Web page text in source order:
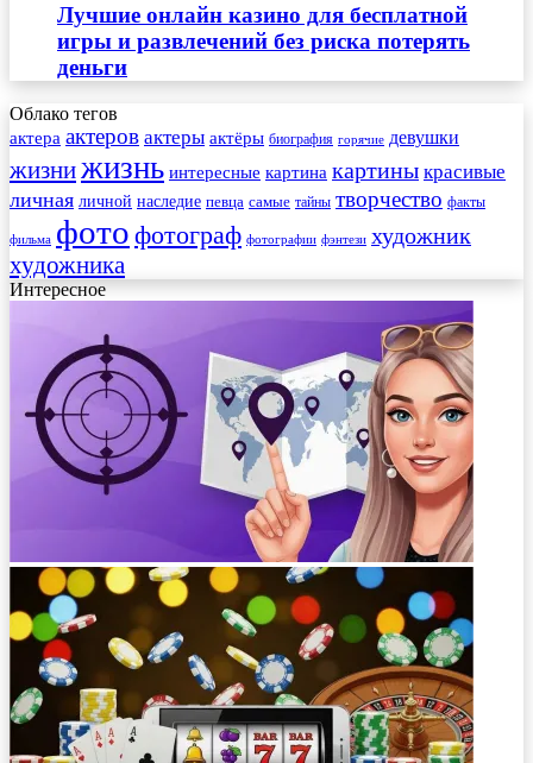
Лучшие онлайн казино для бесплатной
игры и развлечений без риска потерять
деньги
Облако тегов
актера актеров актеры актёры биография горячие девушки
жизнижизнь интересные картина картины красивые
личная личной наследие певца самые тайны творчество факты
фильма фото фотограф фотографии фэнтези художник
художника
Интересное